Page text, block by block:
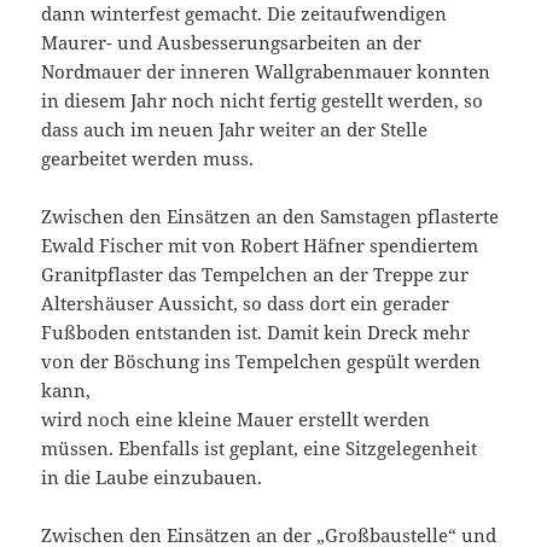
dann winterfest gemacht. Die zeitaufwendigen
Maurer- und Ausbesserungsarbeiten an der
Nordmauer der inneren Wallgrabenmauer konnten
in diesem Jahr noch nicht fertig gestellt werden, so
dass auch im neuen Jahr weiter an der Stelle
gearbeitet werden muss.
Zwischen den Einsätzen an den Samstagen pflasterte
Ewald Fischer mit von Robert Häfner spendiertem
Granitpflaster das Tempelchen an der Treppe zur
Altershäuser Aussicht, so dass dort ein gerader
Fußboden entstanden ist. Damit kein Dreck mehr
von der Böschung ins Tempelchen gespült werden
kann,
wird noch eine kleine Mauer erstellt werden
müssen. Ebenfalls ist geplant, eine Sitzgelegenheit
in die Laube einzubauen.
Zwischen den Einsätzen an der „Großbaustelle“ und